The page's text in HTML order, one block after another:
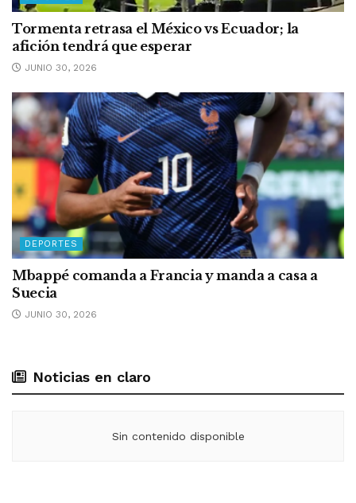
Tormenta retrasa el México vs Ecuador; la
afición tendrá que esperar
JUNIO 30, 2026
DEPORTES
Mbappé comanda a Francia y manda a casa a
Suecia
JUNIO 30, 2026
Noticias en claro
Sin contenido disponible